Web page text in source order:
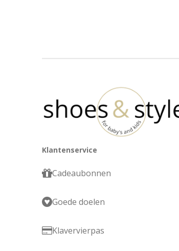
Klantenservice
Cadeaubonnen
Goede doelen
Klavervierpas